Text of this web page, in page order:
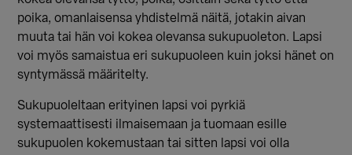
poika, omanlaisensa yhdistelmä näitä, jotakin aivan
muuta tai hän voi kokea olevansa sukupuoleton. Lapsi
voi myös samaistua eri sukupuoleen kuin joksi hänet on
syntymässä määritelty.
Sukupuoleltaan erityinen lapsi voi pyrkiä
systemaattisesti ilmaisemaan ja tuomaan esille
sukupuolen kokemustaan tai sitten lapsi voi olla